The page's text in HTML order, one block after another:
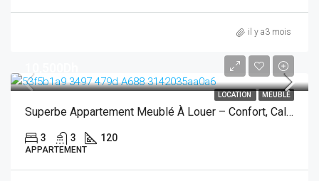
il y a3 mois
LOCATION MEUBLÉ
Superbe Appartement Meublé À Louer – Confort, Calme Et Emplacement Idéal
3 3 120
APPARTEMENT